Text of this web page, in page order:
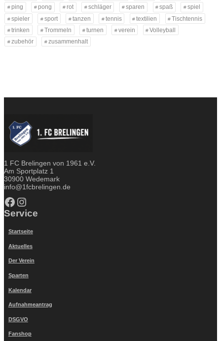
ping
pong rot schläger sparen spaß
spiel
spieler
sport tanzen tennis textilien
Tischtennis
trinken
Trommeln turnen verein
Volleyball
zubehör
zusammenhalt
1 FC Brelingen von 1961 e.V.
Am Sportplatz 1
30900 Wedemark
info@1fcbrelingen.de
Facebook Instagram
Service
Startseite
Aktuelles
Der Verein
Sparten
Kalendar
Aufnahmeantrag
DSGVO
Fanshop